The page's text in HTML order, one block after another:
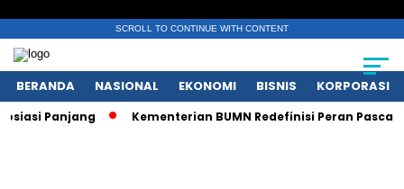
SCROLL TO CONTINUE WITH CONTENT
BERANDA NASIONAL EKONOMI BISNIS KORPORASI
Panjang Kementerian BUMN Redefinisi Peran Pasca